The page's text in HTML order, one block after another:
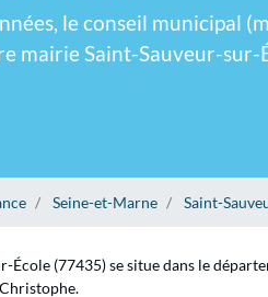
le conseil municipal
mairie Saint-Sauveur-sur-
Seine-et-Marne Saint-
École (77435) se situe dans le